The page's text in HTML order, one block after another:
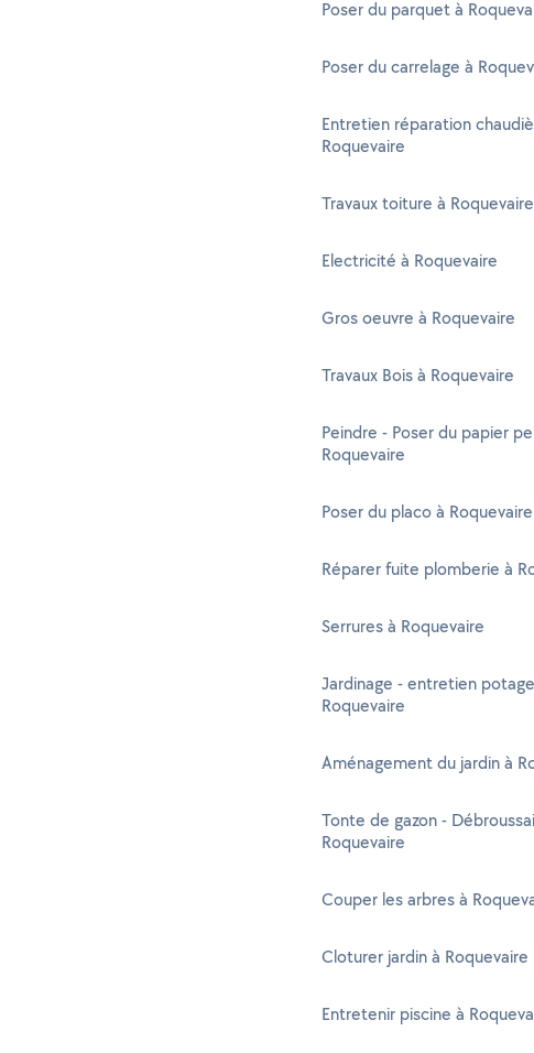
Poser du parquet à
Poser du carrelage à
Entretien réparation
Roquevaire
Travaux toiture à Roquevaire
Electricité à Roquevaire
Gros oeuvre à Roquevaire
Travaux Bois à Roquevaire
Peindre - Poser du papier
Roquevaire
Poser du placo à Roquevaire
Réparer fuite plomberie à
Serrures à Roquevaire
Jardinage - entretien
Roquevaire
Aménagement du jardin à
Tonte de gazon -
Roquevaire
Couper les arbres à
Cloturer jardin à Roquevaire
Entretenir piscine à